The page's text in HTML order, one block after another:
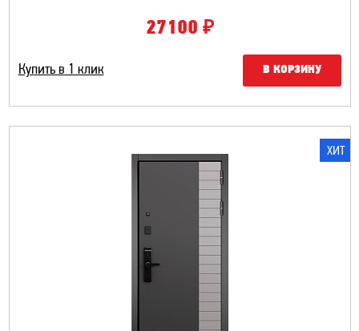
27100 ₽
Купить в 1 клик В КОРЗИНУ
ХИТ